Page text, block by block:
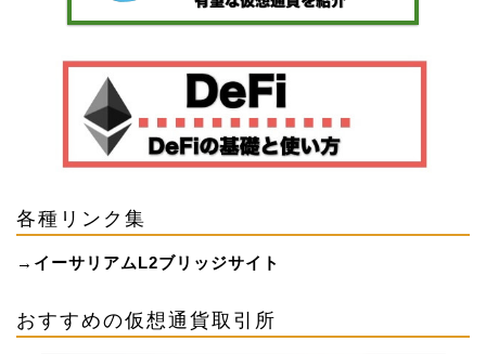
各種リンク集
→ イーサリアムL2ブリッジサイト
おすすめの仮想通貨取引所